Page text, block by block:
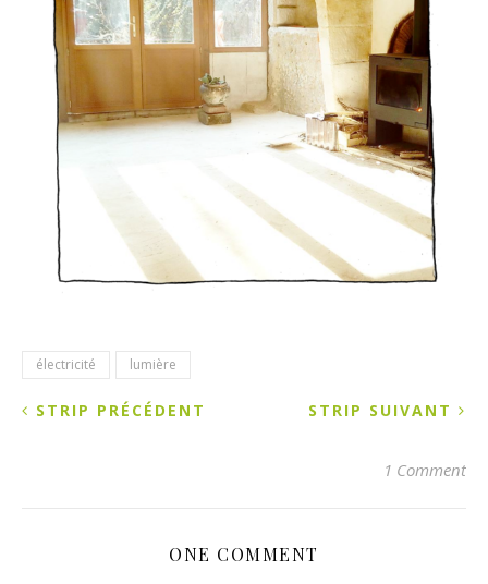
électricité lumière
STRIP SUIVANT
STRIP PRÉCÉDENT
1 Comment
ONE COMMENT